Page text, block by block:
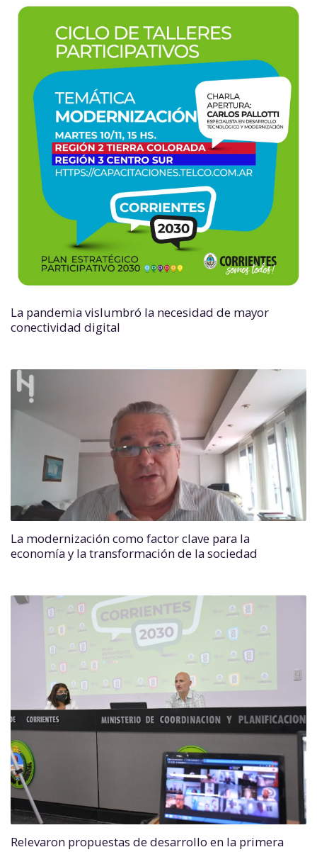
La pandemia vislumbró la necesidad de mayor
conectividad digital
La modernización como factor clave para la
economía y la transformación de la sociedad
Relevaron propuestas de desarrollo en la primera